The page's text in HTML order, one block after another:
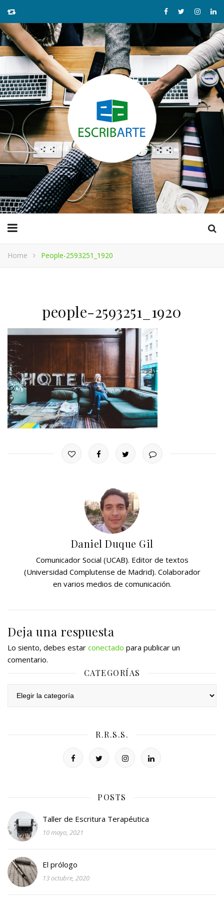
Home People-2593251_1920
people-2593251_1920
Daniel Duque Gil
Comunicador Social (UCAB). Editor de textos
(Universidad Complutense de Madrid). Colaborador
en varios medios de comunicación.
Deja una respuesta
Lo siento, debes estar conectado para publicar un
comentario.
CATEGORÍAS
R.R.S.S.
POSTS
Taller de Escritura Terapéutica
10 mayo, 2021
El prólogo
13 octubre, 2020